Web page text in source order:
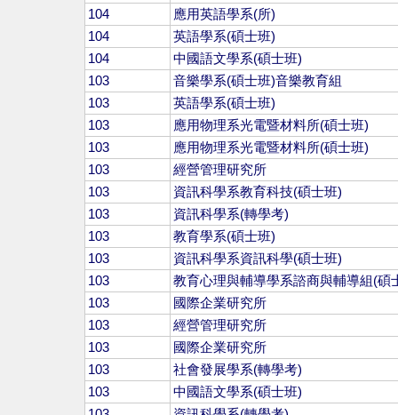
104
應用英語學系(所)
104
英語學系(碩士班)
104
中國語文學系(碩士班)
103
音樂學系(碩士班)音樂教育組
103
英語學系(碩士班)
103
應用物理系光電暨材料所(碩士班)
103
應用物理系光電暨材料所(碩士班)
103
經營管理研究所
103
資訊科學系教育科技(碩士班)
103
資訊科學系(轉學考)
103
教育學系(碩士班)
103
資訊科學系資訊科學(碩士班)
103
教育心理與輔導學系諮商與輔導組(碩
103
國際企業研究所
103
經營管理研究所
103
國際企業研究所
103
社會發展學系(轉學考)
103
中國語文學系(碩士班)